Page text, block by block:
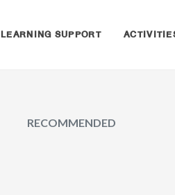
LEARNING SUPPORT
RECOMMENDED